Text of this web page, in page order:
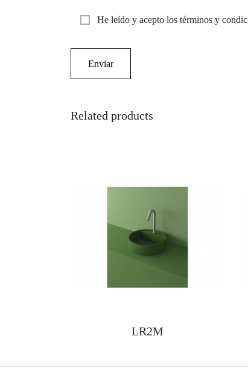
He leído y acepto los términos y
Related products
LR2M